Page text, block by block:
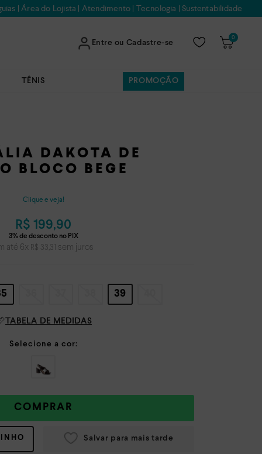
|Área do Lojista | Atendimento| Tecnologia |Sustentabilidade
Entre ou Cadastre-se
0
TÊNIS PROMOÇÃO
DAKOTA DE
BLOCO BEGE
Clique e veja!
R$ 199,90
até 6x R$ 33, 31 sem juros
39
TABELA DE MEDIDAS
COMPRAR